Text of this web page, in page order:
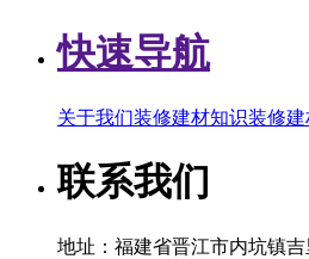
快速导航
关于我们装修建材知识装修
联系我们
地址：福建省晋江市内坑镇